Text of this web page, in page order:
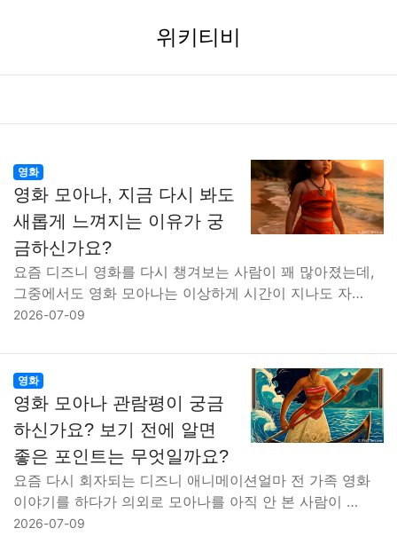
위키티비
영화
영화 모아나, 지금 다시 봐도
새롭게 느껴지는 이유가 궁
금하신가요?
요즘 디즈니 영화를 다시 챙겨보는 사람이 꽤 많아졌는데,
그중에서도 영화 모아나는 이상하게 시간이 지나도 자…
2026-07-09
영화
영화 모아나 관람평이 궁금
하신가요? 보기 전에 알면
좋은 포인트는 무엇일까요?
요즘 다시 회자되는 디즈니 애니메이션얼마 전 가족 영화
이야기를 하다가 의외로 모아나를 아직 안 본 사람이 …
2026-07-09